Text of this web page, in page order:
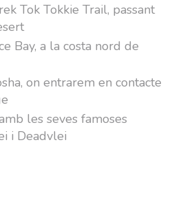
Tok Tokkie Trail, passant
Bay, a la costa nord de
on entrarem en contacte
les seves famoses
i Deadvlei